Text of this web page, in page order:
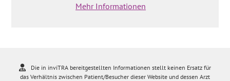
Mehr Informationen
Die in inviTRA bereitgestellten Informationen stellt keinen Ersatz für
das Verhältnis zwischen Patient/Besucher dieser Website und dessen Arzt